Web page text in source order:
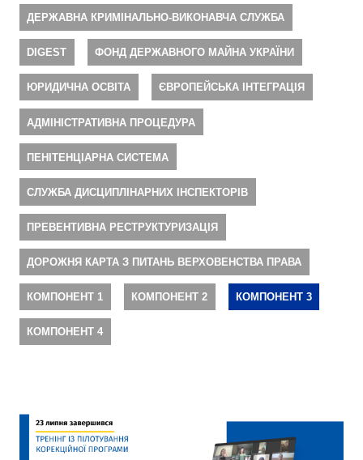
ДЕРЖАВНА КРИМІНАЛЬНО-ВИКОНАВЧА СЛУЖБА
DIGEST ФОНД ДЕРЖАВНОГО МАЙНА УКРАЇНИ
ЮРИДИЧНА ОСВІТА ЄВРОПЕЙСЬКА ІНТЕГРАЦІЯ
АДМІНІСТРАТИВНА ПРОЦЕДУРА
ПЕНІТЕНЦІАРНА СИСТЕМА
СЛУЖБА ДИСЦИПЛІНАРНИХ ІНСПЕКТОРІВ
ПРЕВЕНТИВНА РЕСТРУКТУРИЗАЦІЯ
ДОРОЖНЯ КАРТА З ПИТАНЬ ВЕРХОВЕНСТВА ПРАВА
КОМПОНЕНТ 1 КОМПОНЕНТ 2 КОМПОНЕНТ 3
КОМПОНЕНТ 4